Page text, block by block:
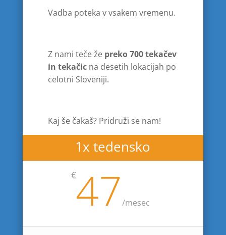
Vadba poteka v vsakem vremenu.
Z nami teče že preko 700 tekačev
in tekačicna desetih lokacijah po
celotni Sloveniji.
Kaj še čakaš? Pridruži se nam!
1x tedensko
€47/mesec